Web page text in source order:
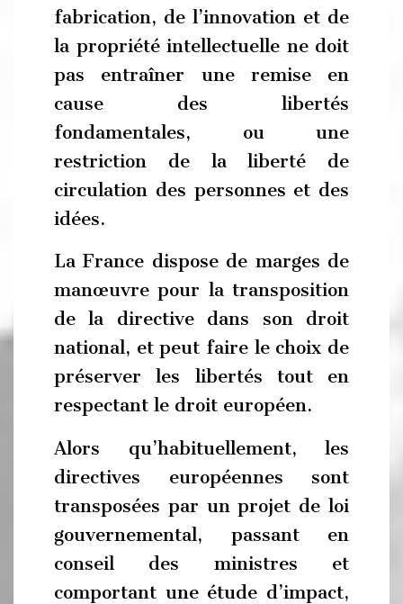
fabrication, de l’innovation et de
la propriété intellectuelle ne doit
pas entraîner une remise en
cause des libertés
fondamentales, ou une
restriction de la liberté de
circulation des personnes et des
idées.
La France dispose de marges de
manœuvre pour la transposition
de la directive dans son droit
national, et peut faire le choix de
préserver les libertés tout en
respectant le droit européen.
Alors qu’habituellement, les
directives européennes sont
transposées par un projet de loi
gouvernemental, passant en
conseil des ministres et
comportant une étude d’impact,